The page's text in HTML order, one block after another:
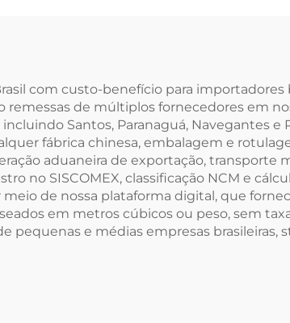
com custo-benefício para importadores
de múltiplos fornecedores em
Santos, Paranaguá, Navegantes e
fábrica chinesa, embalagem e
aduaneira de exportação, transporte
no SISCOMEX, classificação NCM e
de nossa plataforma digital, que
em metros cúbicos ou peso, sem
pequenas e médias empresas brasileiras,